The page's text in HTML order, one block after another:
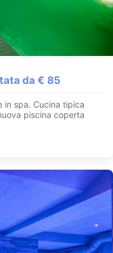
da € 85
in spa. Cucina tipica
piscina coperta